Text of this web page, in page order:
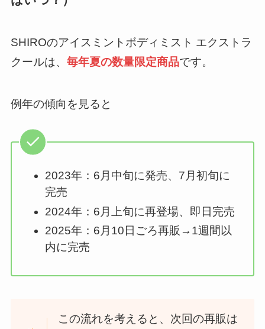
SHIROのアイスミントボディミスト エクストラ
クールは、 毎年夏の数量限定商品です。
例年の傾向を見ると
2023年：6月中旬に発売、7月初旬に
完売
2024年：6月上旬に再登場、即日完売
2025年：6月10日ごろ再販→1週間以
内に完売
この流れを考えると、次回の再販は